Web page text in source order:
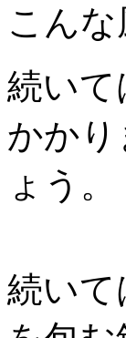
こん
続いて
かか
ょう。
続いて